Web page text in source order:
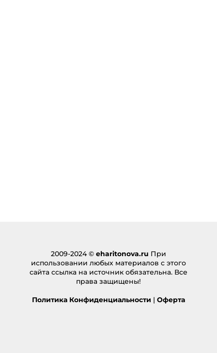
2009-2024 © eharitonova.ru При
использовании любых материалов с этого
сайта ссылка на источник обязательна. Все
права защищены!
Политика Конфиденциальности | Оферта